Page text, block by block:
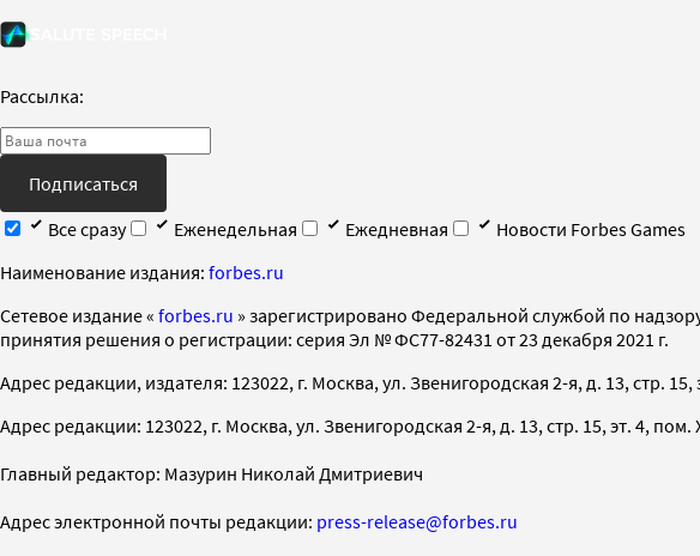
Рассылка:
Подписаться
Все сразу
Еженедельная Ежедневная
Новости Forbes Games
Наименование издания: forbes.ru
Cетевое издание « forbes.ru » зарегистрировано Федеральной службой по
принятия решения о регистрации: серия Эл № ФС77-82431 от 23 декабря 2021 г.
Адрес редакции, издателя: 123022, г. Москва, ул. Звенигородская 2-я, д. 13, стр. 15,
Адрес редакции: 123022, г. Москва, ул. Звенигородская 2-я, д. 13, стр. 15, эт. 4, пом.
Главный редактор: Мазурин Николай Дмитриевич
Адрес электронной почты редакции: press-release@forbes.ru